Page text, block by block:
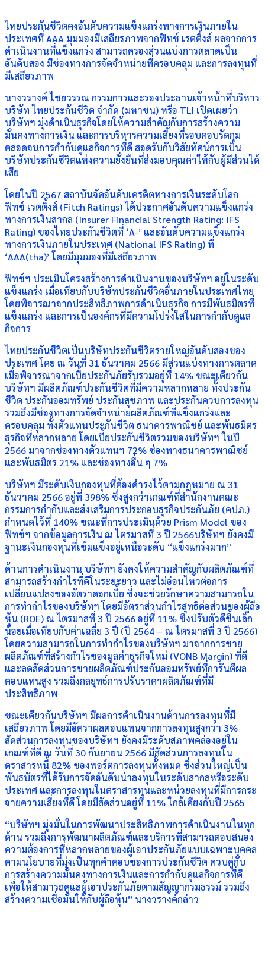
ไทยประกันชีวิตคงอันดับความแข็งแกร่งทางการเงินภายใน
ประเทศที่ AAA มุมมองมีเสถียรภาพจากฟิทช์ เรตติ้งส์ ผลจากการ
ดำเนินงานที่แข็งแกร่ง สามารถครองส่วนแบ่งการตลาดเป็น
อันดับสอง มีช่องทางการจัดจำหน่ายที่ครอบคลุม และการลงทุนที่
มีเสถียรภาพ
นางวรางค์ ไชยวรรณ กรรมการและรองประธานเจ้าหน้าที่บริหาร
บริษัท ไทยประกันชีวิต จำกัด (มหาชน) หรือ TLI เปิดเผยว่า
บริษัทฯ มุ่งดำเนินธุรกิจโดยให้ความสำคัญกับการสร้างความ
มั่นคงทางการเงิน และการบริหารความเสี่ยงที่รอบคอบรัดกุม
ตลอดจนการกำกับดูแลกิจการที่ดี สอดรับกับวิสัยทัศน์การเป็น
บริษัทประกันชีวิตแห่งความยั่งยืนที่ส่งมอบคุณค่าให้กับผู้มีส่วนได้
เสีย
โดยในปี 2567 สถาบันจัดอันดับเครดิตทางการเงินระดับโลก
ฟิทช์ เรตติ้งส์ (Fitch Ratings) ได้ประกาศอันดับความแข็งแกร่ง
ทางการเงินสากล (Insurer Financial Strength Rating: IFS
Rating) ของไทยประกันชีวิตที่ ‘A-’ และอันดับความแข็งแกร่ง
ทางการเงินภายในประเทศ (National IFS Rating) ที่
‘AAA(tha)’ โดยมีมุมมองที่มีเสถียรภาพ
ฟิทช์ฯ ประเมินโครงสร้างการดำเนินงานของบริษัทฯ อยู่ในระดับ
แข็งแกร่ง เมื่อเทียบกับบริษัทประกันชีวิตอื่นภายในประเทศไทย
โดยพิจารณาจากประสิทธิภาพการดำเนินธุรกิจ การมีพันธมิตรที่
แข็งแกร่ง และการเป็นองค์กรที่มีความโปร่งใสในการกำกับดูแล
กิจการ
ไทยประกันชีวิตเป็นบริษัทประกันชีวิตรายใหญ่อันดับสองของ
ประเทศ โดย ณ วันที่ 31 ธันวาคม 2566 มีส่วนแบ่งทางการตลาด
เมื่อพิจารณาจากเบี้ยประกันภัยรับรวมอยู่ที่ 14% ขณะเดียวกัน
บริษัทฯ มีผลิตภัณฑ์ประกันชีวิตที่มีความหลากหลาย ทั้งประกัน
ชีวิต ประกันออมทรัพย์ ประกันสุขภาพ และประกันควบการลงทุน
รวมถึงมีช่องทางการจัดจำหน่ายผลิตภัณฑ์ที่แข็งแกร่งและ
ครอบคลุม ทั้งตัวแทนประกันชีวิต ธนาคารพาณิชย์ และพันธมิตร
ธุรกิจที่หลากหลาย โดยเบี้ยประกันชีวิตรวมของบริษัทฯ ในปี
2566 มาจากช่องทางตัวแทนฯ 72% ช่องทางธนาคารพาณิชย์
และพันธมิตร 21% และช่องทางอื่น ๆ 7%
บริษัทฯ มีระดับเงินกองทุนที่ต้องดำรงไว้ตามกฎหมาย ณ 31
ธันวาคม 2566 อยู่ที่ 398% ซึ่งสูงกว่าเกณฑ์ที่สำนักงานคณะ
กรรมการกำกับและส่งเสริมการประกอบธุรกิจประกันภัย (คปภ.)
กำหนดไว้ที่ 140% ขณะที่การประเมินด้วย Prism Model ของ
ฟิทช์ฯ จากข้อมูลการเงิน ณ ไตรมาสที่ 3 ปี 2566บริษัทฯ ยังคงมี
ฐานะเงินกองทุนที่เข้มแข็งอยู่เหนือระดับ “แข็งแกร่งมาก”
ด้านการดำเนินงาน บริษัทฯ ยังคงให้ความสำคัญกับผลิตภัณฑ์ที่
สามารถสร้างกำไรที่ดีในระยะยาว และไม่อ่อนไหวต่อการ
เปลี่ยนแปลงของอัตราดอกเบี้ย ซึ่งจะช่วยรักษาความสามารถใน
การทำกำไรของบริษัทฯ โดยมีอัตราส่วนกำไรสุทธิต่อส่วนของผู้ถือ
หุ้น (ROE) ณ ไตรมาสที่ 3 ปี 2566 อยู่ที่ 11% ซึ่งปรับตัวดีขึ้นเล็ก
น้อยเมื่อเทียบกับค่าเฉลี่ย 3 ปี (ปี 2564 – ณ ไตรมาสที่ 3 ปี 2566)
โดยความสามารถในการทำกำไรของบริษัทฯ มาจากการขาย
ผลิตภัณฑ์ที่สร้างกำไรของมูลค่าธุรกิจใหม่ (VONB Margin) ที่ดี
และลดสัดส่วนการขายผลิตภัณฑ์ประกันออมทรัพย์ที่การันตีผล
ตอบแทนสูง รวมถึงกลยุทธ์การปรับราคาผลิตภัณฑ์ที่มี
ประสิทธิภาพ
ขณะเดียวกันบริษัทฯ มีผลการดำเนินงานด้านการลงทุนที่มี
เสถียรภาพ โดยมีอัตราผลตอบแทนจากการลงทุนสูงกว่า 3%
สัดส่วนการลงทุนของบริษัทฯ ยังคงมีระดับสภาพคล่องอยู่ใน
เกณฑ์ที่ดี ณ วันที่ 30 กันยายน 2566 มีสัดส่วนการลงทุนใน
ตราสารหนี้ 82% ของพอร์ตการลงทุนทั้งหมด ซึ่งส่วนใหญ่เป็น
พันธบัตรที่ได้รับการจัดอันดับน่าลงทุนในระดับสากลหรือระดับ
ประเทศ และการลงทุนในตราสารทุนและหน่วยลงทุนที่มีการกระ
จายความเสี่ยงที่ดี โดยมีสัดส่วนอยู่ที่ 11% ใกล้เคียงกับปี 2565
“บริษัทฯ มุ่งมั่นในการพัฒนาประสิทธิภาพการดำเนินงานในทุก
ด้าน รวมถึงการพัฒนาผลิตภัณฑ์และบริการที่สามารถตอบสนอง
ความต้องการที่หลากหลายของผู้เอาประกันภัยแบบเฉพาะบุคคล
ตามนโยบายที่มุ่งเป็นทุกคำตอบของการประกันชีวิต ควบคู่กับ
การสร้างความมั่นคงทางการเงินและการกำกับดูแลกิจการที่ดี
เพื่อให้สามารถดูแลผู้เอาประกันภัยตามสัญญากรมธรรม์ รวมถึง
สร้างความเชื่อมั่นให้กับผู้ถือหุ้น” นางวรางค์กล่าว